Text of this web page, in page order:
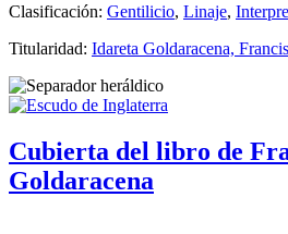
Clasificación: Gentilicio, Linaje,
Titularidad: Idareta Goldaracena,
Cubierta del libro de
Goldaracena